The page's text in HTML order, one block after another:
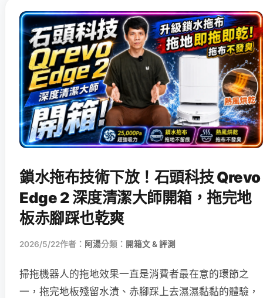
鎖水拖布技術下放！石頭科技 Qrevo
Edge 2 深度清潔大師開箱，拖完地
板赤腳踩也乾爽
2026/5/22作者： 阿湯分類： 開箱文 & 評測
掃拖機器人的拖地效果一直是消費者最在意的環節之
一，拖完地板殘留水漬、赤腳踩上去濕濕黏黏的體驗，